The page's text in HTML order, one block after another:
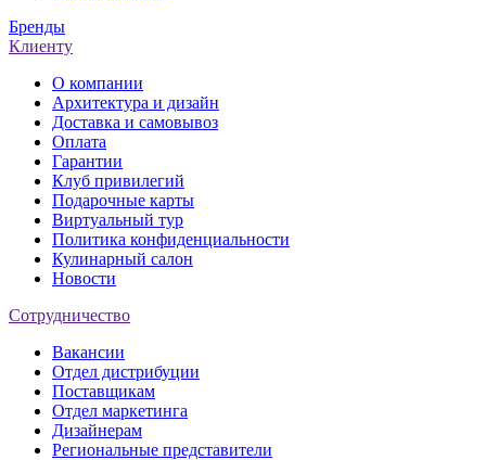
Бренды
Клиенту
О компании
Архитектура и дизайн
Доставка и самовывоз
Оплата
Гарантии
Клуб привилегий
Подарочные карты
Виртуальный тур
Политика конфиденциальности
Кулинарный салон
Новости
Сотрудничество
Вакансии
Отдел дистрибуции
Поставщикам
Отдел маркетинга
Дизайнерам
Региональные представители